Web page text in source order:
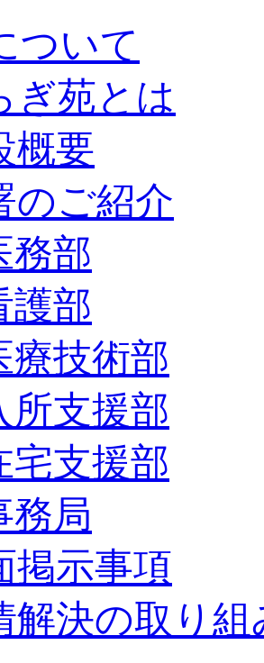
ついて
ぎ苑とは
概要
のご紹介
務部
護部
療技術部
所支援部
宅支援部
務局
掲示事項
解決の取り組